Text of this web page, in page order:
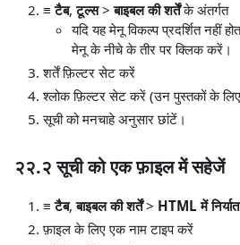
≡ टैब,टूल्स>बाइबल की शर्तेंके अंतर्गत
यदि यह मेनू विकल्प प्रदर्शित नहीं
मेनू के नीचे के तीर पर क्लिक करें।
शर्तें फ़िल्टर सेट करें
श्लोक फ़िल्टर सेट करें (उन पुस्तकों के
सूची को मनचाहे अनुसार छांटें।
२२.२ सूची को एक फ़ाइल में सहेजें
≡ टैब,बाइबल की शर्तें> HTML में
फ़ाइल के लिए एक नाम टाइप करें